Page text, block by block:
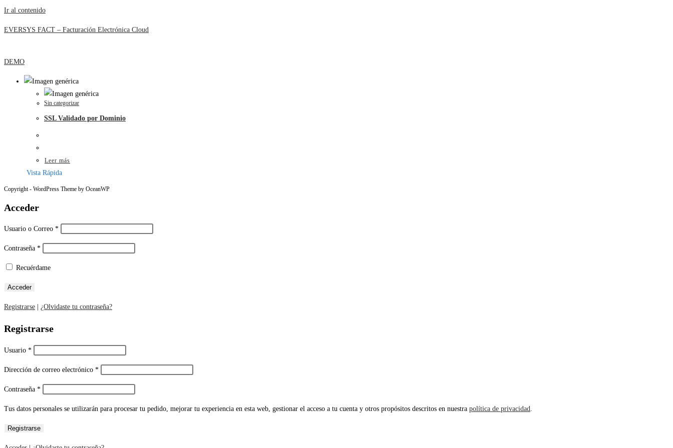
Ir al contenido
EVERSYS FACT – Facturación Electrónica Cloud
DEMO
Sin categorizar
SSL Validado por Dominio
Leer más
Vista Rápida
Copyright - WordPress Theme by OceanWP
Acceder
Usuario o Correo *
Contraseña *
Recuérdame
Registrarse ¿Olvidaste tu contraseña?
Registrarse
Usuario *
Dirección de correo electrónico *
Contraseña *
Tus datos personales se utilizarán para procesar tu pedido, mejorar tu experiencia en esta web, gestionar el acceso a tu cuenta y otros propósitos descritos en nuestra política de privacidad